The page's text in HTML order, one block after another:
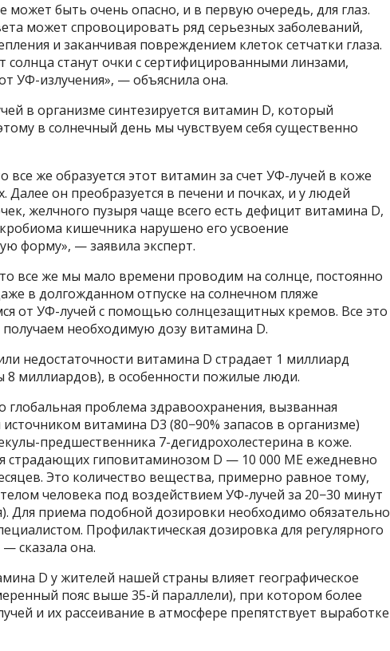
может быть очень опасно, и в первую очередь, для глаз.
может спровоцировать ряд серьезных заболеваний,
и заканчивая повреждением клеток сетчатки глаза.
станут очки с сертифицированными линзами,
УФ-излучения», — объяснила она.
в организме синтезируется витамин D, который
в солнечный день мы чувствуем себя существенно
все же образуется этот витамин за счет УФ-лучей в коже
Далее он преобразуется в печени и почках, и у людей
желчного пузыря чаще всего есть дефицит витамина D,
кишечника нарушено его усвоение
форму», — заявила эксперт.
все же мы мало времени проводим на солнце, постоянно
в долгожданном отпуске на солнечном пляже
от УФ-лучей с помощью солнцезащитных кремов. Все это
необходимую дозу витамина D.
недостаточности витамина D страдает 1 миллиард
8 миллиардов), в особенности пожилые люди.
проблема здравоохранения, вызванная
витамина D3 (80−90% запасов в организме)
предшественника 7-дегидрохолестерина в коже.
страдающих гиповитаминозом D — 10 000 МЕ ежедневно
Это количество вещества, примерно равное тому,
человека под воздействием УФ-лучей за 20−30 минут
Для приема подобной дозировки необходимо обязательно
Профилактическая дозировка для регулярного
сказала она.
D у жителей нашей страны влияет географическое
пояс выше 35-й параллели), при котором более
и их рассеивание в атмосфере препятствует выработке